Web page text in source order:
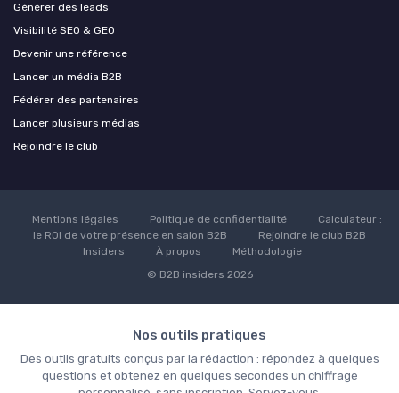
Générer des leads
Visibilité SEO & GEO
Devenir une référence
Lancer un média B2B
Fédérer des partenaires
Lancer plusieurs médias
Rejoindre le club
Mentions légales Politique de confidentialité
Calculateur :
le ROI de votre présence en salon B2B
Rejoindre le club B2B
Insiders
À propos
Méthodologie
© B2B insiders 2026
Nos outils pratiques
Des outils gratuits conçus par la rédaction : répondez à quelques
questions et obtenez en quelques secondes un chiffrage